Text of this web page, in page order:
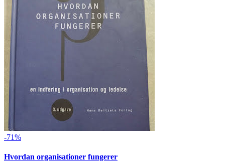
-71%
Hvordan organisationer fungerer